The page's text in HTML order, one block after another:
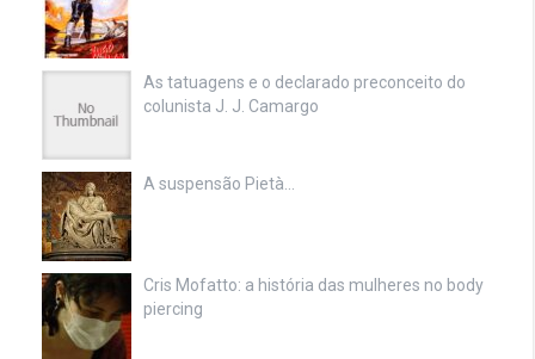
As tatuagens e o declarado preconceito do
colunista J. J. Camargo
A suspensão Pietà…
Cris Mofatto: a história das mulheres no body
piercing